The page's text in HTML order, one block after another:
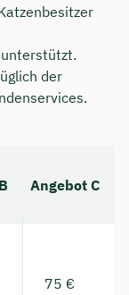
der
Angebot C
75 €